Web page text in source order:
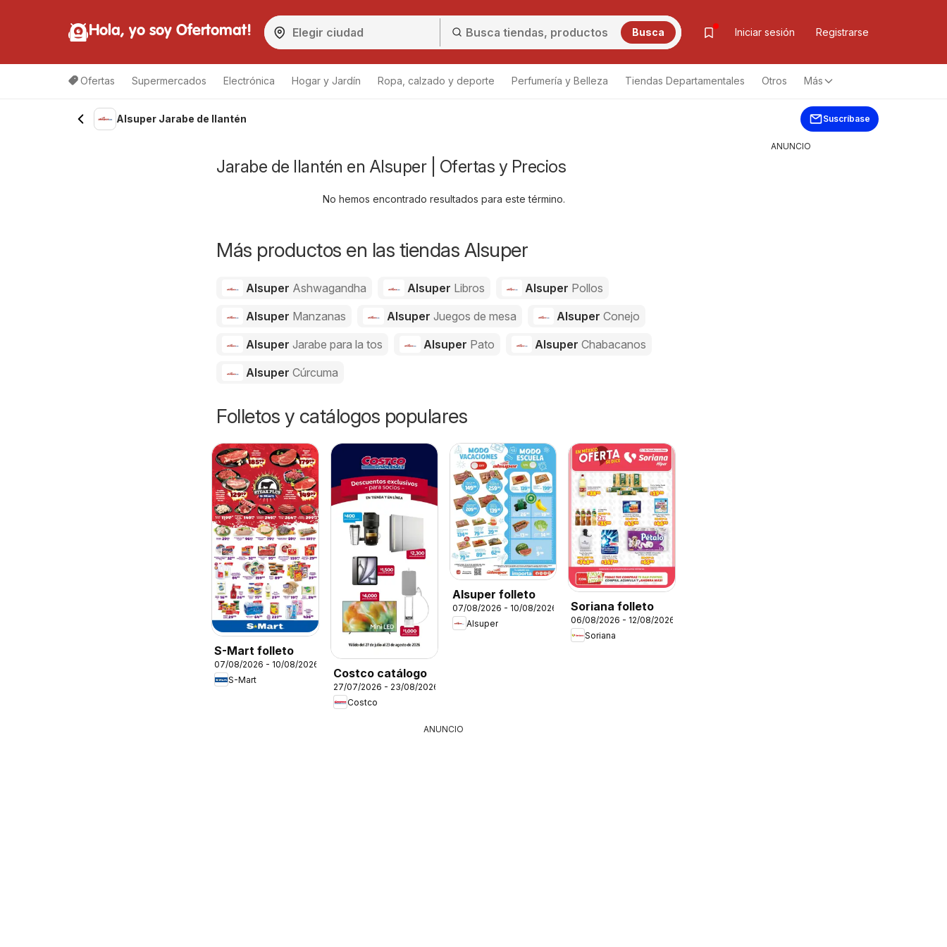
Hola, yo soy Ofertomat! Busca Iniciar sesión Registrarse
Ofertas Supermercados Electrónica Hogar y Jardín Ropa, calzado y deporte Perfumería y Belleza Tiendas Departamentales Otros Más
Alsuper Jarabe de llantén Suscríbase
Jarabe de llantén en Alsuper | Ofertas y Precios
No hemos encontrado resultados para este término.
Más productos en las tiendas Alsuper
Alsuper Ashwagandha Alsuper Libros Alsuper Pollos
Alsuper Manzanas Alsuper Juegos de mesa AlsuperConejo
Alsuper Jarabe para la tos Alsuper Pato AlsuperChabacanos
Alsuper Cúrcuma
Folletos y catálogos populares
S-Mart folleto
07/08/2026 - 10/08/2026
S-Mart
Costco catálogo
27/07/2026 - 23/08/2026
Costco
Alsuper folleto
07/08/2026 - 10/08/2026
Alsuper
Soriana folleto
06/08/2026 - 12/08/2026
Soriana
ANUNCIO
ANUNCIO